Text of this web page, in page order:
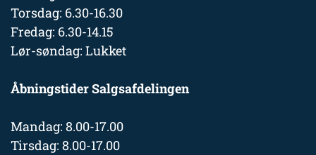
Torsdag: 6.30-16.30
Fredag: 6.30-14.15
Lør-søndag: Lukket
Åbningstider Salgsafdelingen
Mandag: 8.00-17.00
Tirsdag: 8.00-17.00